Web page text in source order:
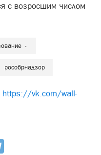
с возросшим числом
рособрнадзор
https://vk.com/wall-